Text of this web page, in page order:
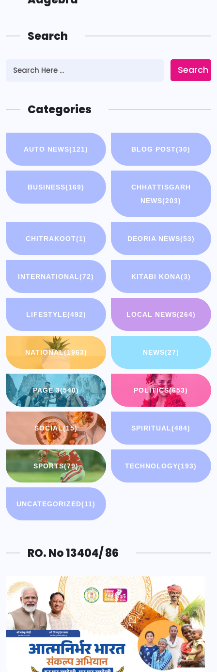
Search
Search
Categories
AUTO NEWS(121) BLOG POST(30)
BUSINESS(169)
CHHATTISGARH
NEWS(203)
CHITRAKOOT(1) DEORIA NEWS(53)
INTERNATIONAL(72) KITABI KONA(3)
LIFESTYLE(492) LOCAL NEWS(264)
NATIONAL(1963) NEWS(27)
PAGE 3(540) POLITICS(653)
SOCIAL(15) SPIRITUAL(484)
SPORTS(79) TECHNOLOGY(193)
UNCATEGORIZED(11)
RO. No 13404/ 86